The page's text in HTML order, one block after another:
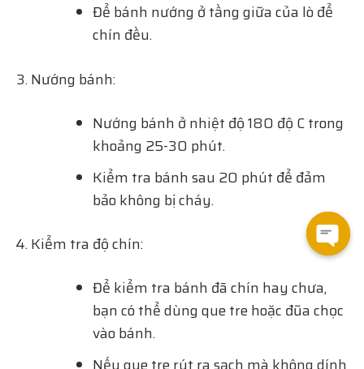
Để bánh nướng ở tầng giữa của lò để
chín đều.
Nướng bánh:
Nướng bánh ở nhiệt độ 180 độ C trong
khoảng 25-30 phút.
Kiểm tra bánh sau 20 phút để đảm
bảo không bị cháy.
Kiểm tra độ chín:
Để kiểm tra bánh đã chín hay chưa,
bạn có thể dùng que tre hoặc đũa chọc
vào bánh.